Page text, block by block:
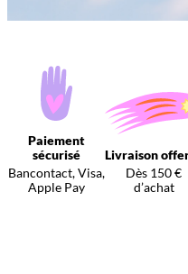
Paiement
sécurisé
Bancontact, Visa,
Apple Pay
Livraison
Dès 150 €
d’achat